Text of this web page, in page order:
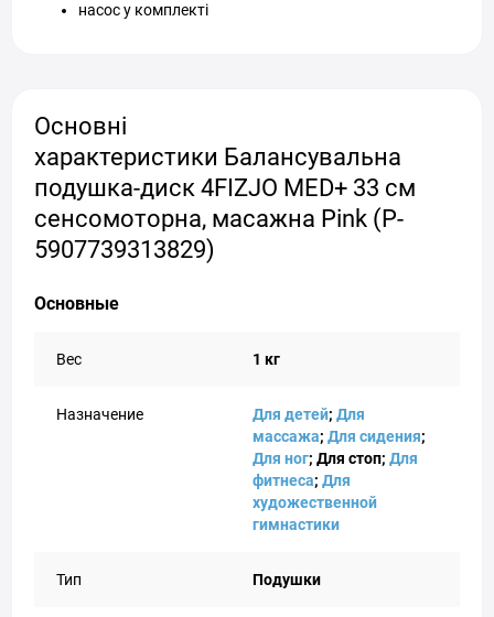
насос у комплекті
Основні
характеристики Балансувальна
подушка-диск 4FIZJO MED+ 33 см
сенсомоторна, масажна Pink (P-
5907739313829)
Основные
Вес 1 кг
Назначение Для детей; Для
массажа; Для сидения;
Для ног; Для стоп; Для
фитнеса; Для
художественной
гимнастики
Тип Подушки